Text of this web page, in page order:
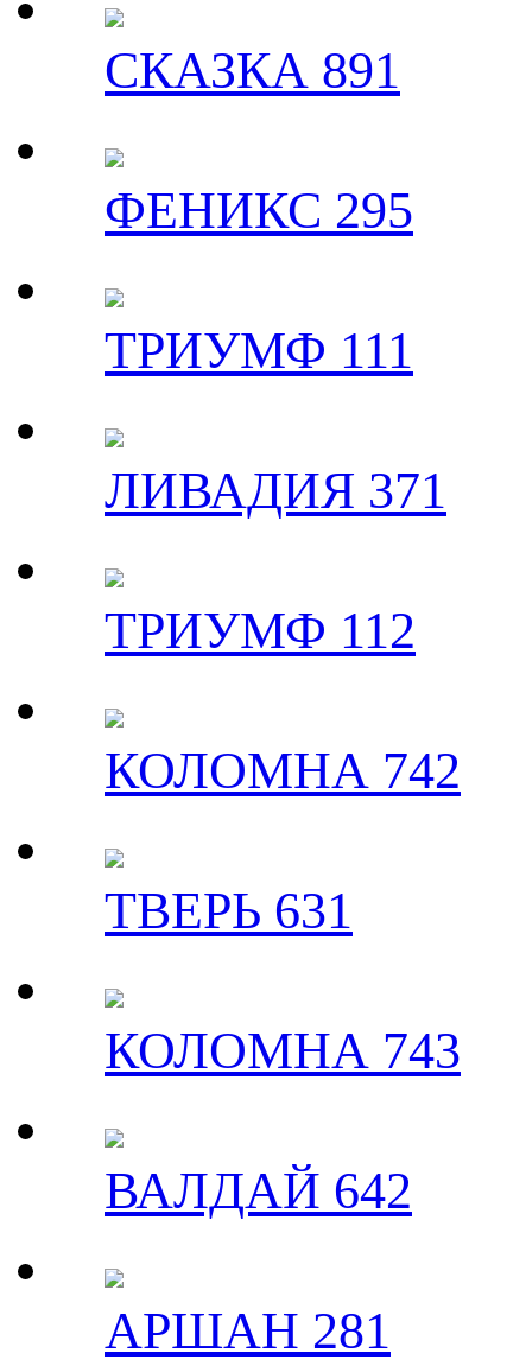
СКАЗКА 891
ФЕНИКС 295
ТРИУМФ 111
ЛИВАДИЯ 371
ТРИУМФ 112
КОЛОМНА 742
ТВЕРЬ 631
КОЛОМНА 743
ВАЛДАЙ 642
АРШАН 281